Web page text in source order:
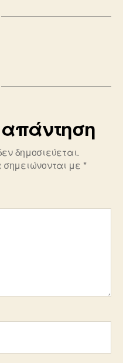
δημοσιεύεται.
με *